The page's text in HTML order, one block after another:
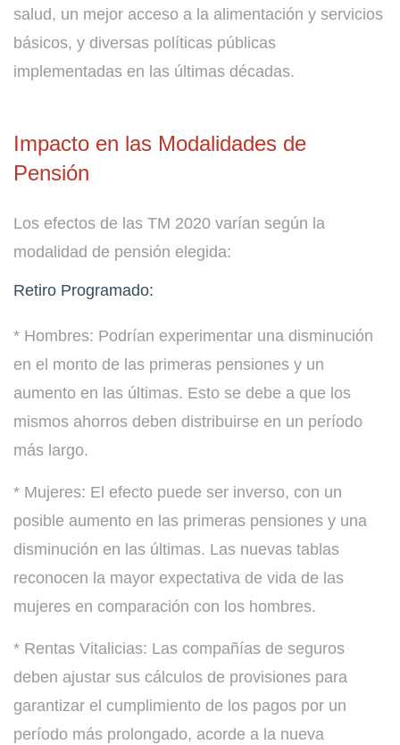
salud, un mejor acceso a la alimentación y servicios
básicos, y diversas políticas públicas
implementadas en las últimas décadas.
Impacto en las Modalidades de
Pensión
Los efectos de las TM 2020 varían según la
modalidad de pensión elegida:
Retiro Programado:
* Hombres: Podrían experimentar una disminución
en el monto de las primeras pensiones y un
aumento en las últimas. Esto se debe a que los
mismos ahorros deben distribuirse en un período
más largo.
* Mujeres: El efecto puede ser inverso, con un
posible aumento en las primeras pensiones y una
disminución en las últimas. Las nuevas tablas
reconocen la mayor expectativa de vida de las
mujeres en comparación con los hombres.
* Rentas Vitalicias: Las compañías de seguros
deben ajustar sus cálculos de provisiones para
garantizar el cumplimiento de los pagos por un
período más prolongado, acorde a la nueva